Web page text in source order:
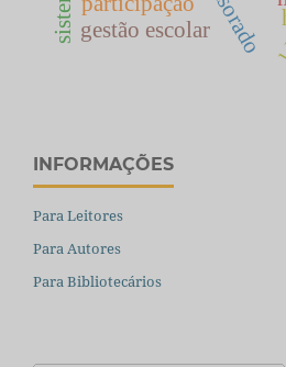
gestão escolar
INFORMAÇÕES
Para Leitores
Para Autores
Para Bibliotecários